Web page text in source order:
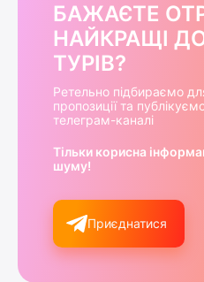
БАЖАЄТЕ
НАЙКРАЩІ
ТУРІВ?
Ретельно підбираємо
пропозиції та
телеграм-каналі
Тільки корисна
шуму!
Приєднатися